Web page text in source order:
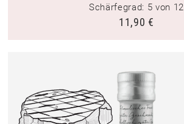
Schärfegrad: 5 von 12
11,90 €